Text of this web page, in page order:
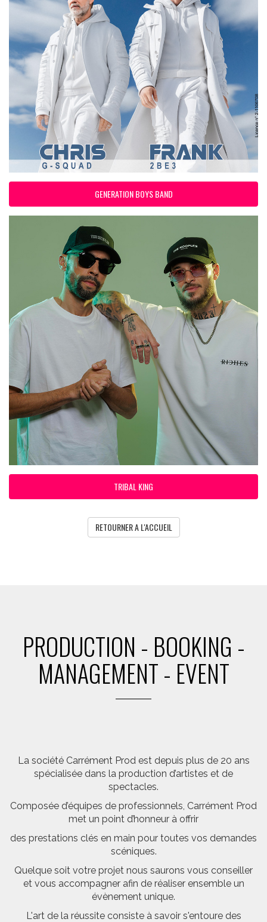
GENERATION BOYS BAND
TRIBAL KING
RETOURNER A L'ACCUEIL
PRODUCTION - BOOKING -
MANAGEMENT - EVENT
La société Carrément Prod est depuis plus de 20 ans
spécialisée dans la production d’artistes et de
spectacles.
Composée d’équipes de professionnels, Carrément Prod
met un point d’honneur à offrir
des prestations clés en main pour toutes vos demandes
scéniques.
Quelque soit votre projet nous saurons vous conseiller
et vous accompagner afin de réaliser ensemble un
évènement unique.
L'art de la réussite consiste à savoir s'entoure des